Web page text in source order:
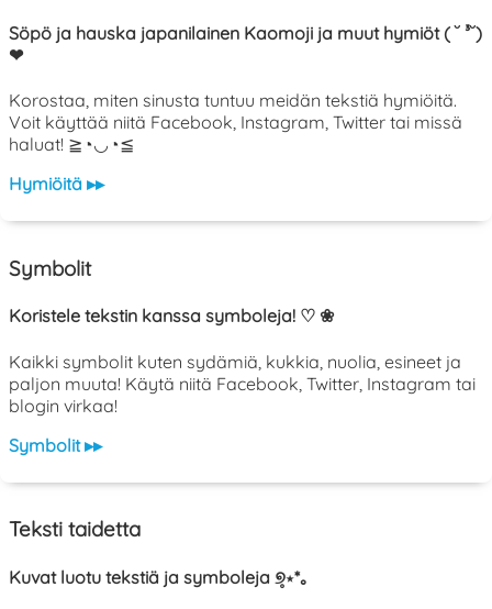
Söpö ja hauska japanilainen Kaomoji ja muut hymiöt ( ˘ ³˘)
❤
Korostaa, miten sinusta tuntuu meidän tekstiä hymiöitä.
Voit käyttää niitä Facebook, Instagram, Twitter tai missä
haluat! ≧◔◡◔≦
Hymiöitä ▸▸
Symbolit
Koristele tekstin kanssa symboleja! ♡ ❀
Kaikki symbolit kuten sydämiä, kukkia, nuolia, esineet ja
paljon muuta! Käytä niitä Facebook, Twitter, Instagram tai
blogin virkaa!
Symbolit ▸▸
Teksti taidetta
Kuvat luotu tekstiä ja symboleja ୭̥⋆*｡